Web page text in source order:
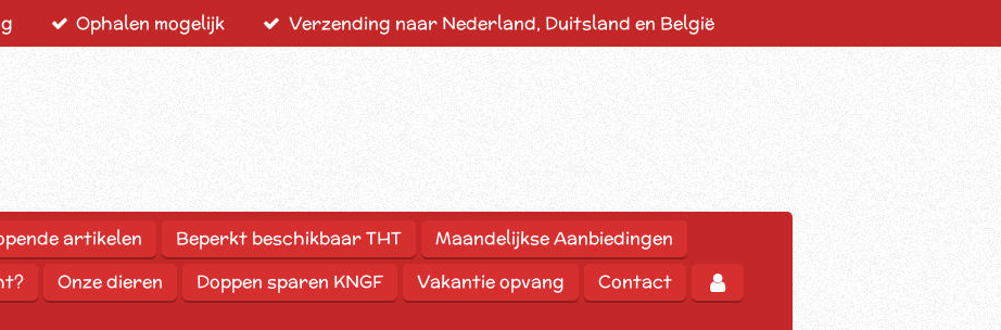
Ophalen mogelijk Verzending naar Nederland, Duitsland en België
artikelen Beperkt beschikbaar THT
Maandelijkse Aanbiedingen
Onze dieren Doppen sparen KNGF Vakantie opvang Contact